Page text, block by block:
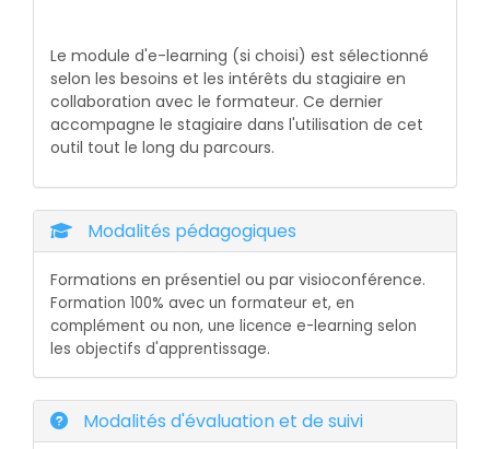
Le module d'e-learning (si choisi) est sélectionné
selon les besoins et les intérêts du stagiaire en
collaboration avec le formateur. Ce dernier
accompagne le stagiaire dans l'utilisation de cet
outil tout le long du parcours.
Modalités pédagogiques
Formations en présentiel ou par visioconférence.
Formation 100% avec un formateur et, en
complément ou non, une licence e-learning selon
les objectifs d'apprentissage.
Modalités d'évaluation et de suivi